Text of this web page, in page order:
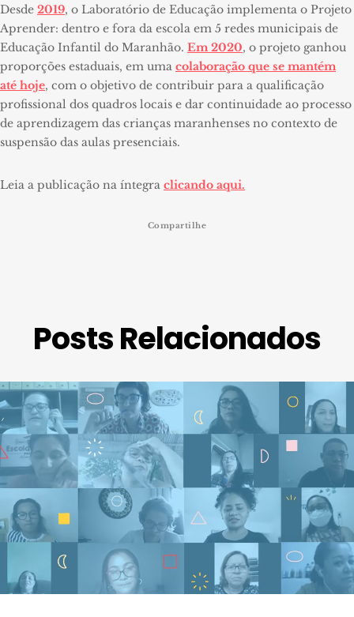
Desde 2019, o Laboratório de Educação implementa o Projeto
Aprender: dentro e fora da escola em 5 redes municipais de
Educação Infantil do Maranhão. Em 2020, o projeto ganhou
proporções estaduais, em uma colaboração que se mantém
até hoje, com o objetivo de contribuir para a qualificação
profissional dos quadros locais e dar continuidade ao processo
de aprendizagem das crianças maranhenses no contexto de
suspensão das aulas presenciais.
Leia a publicação na íntegra clicando aqui.
Compartilhe
Posts Relacionados